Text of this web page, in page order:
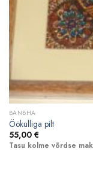
BANBHA
Öökulliga pilt
55,00 €
Tasu kolme võrdse